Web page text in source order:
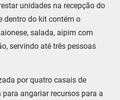
unidades na recepção do
dentro do kit contém o
salada, aipim com
servindo até três pessoas
por quatro casais de
para angariar recursos para a